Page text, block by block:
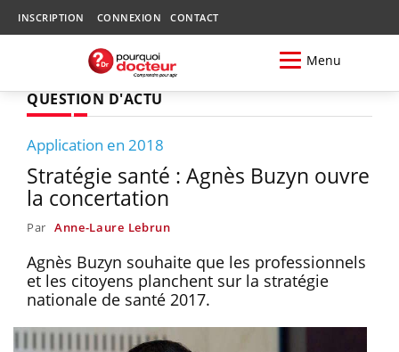
INSCRIPTION CONNEXION CONTACT
Menu
QUESTION D'ACTU
Application en 2018
Stratégie santé : Agnès Buzyn ouvre
la concertation
Par Anne-Laure Lebrun
Agnès Buzyn souhaite que les professionnels
et les citoyens planchent sur la stratégie
nationale de santé 2017.